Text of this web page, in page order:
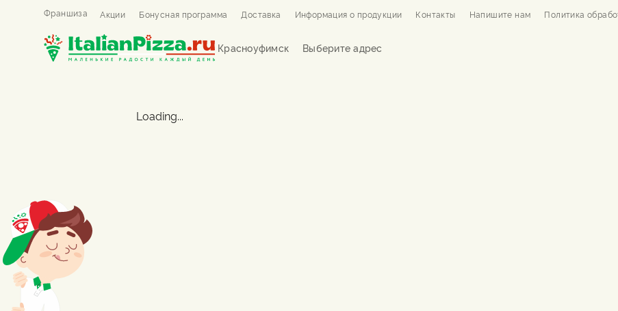
Франшиза Акции Бонусная программа Доставка Информация о продукции Контакты Напишите нам Политика
Красноуфимск Выберите адрес
Loading...